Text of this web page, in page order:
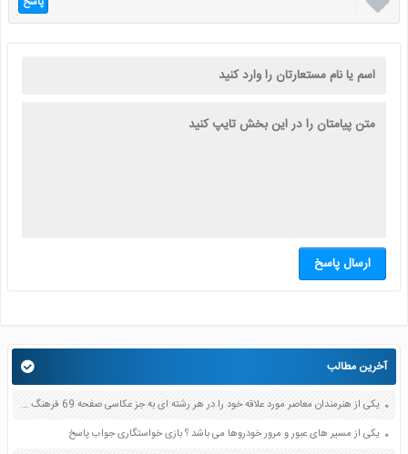
ارسال پاسخ
آخرین مطالب
یکی از هنرمندان معاصر مورد علاقه خود را در هر رشته ای به جز عکاسی صفحه 69 فرهنگ و هنر نهم
یکی از مسیر های عبور و مرور خودروها می باشد ؟ بازی خواستگاری جواب پاسخ